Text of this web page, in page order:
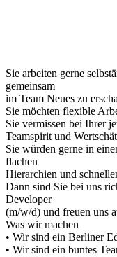
Sie arbeiten gerne
gemeinsam
im Team Neues zu
Sie möchten flexible
Sie vermissen bei Ihrer
Teamspirit und
Sie würden gerne in
flachen
Hierarchien und
Dann sind Sie bei uns
Developer
(m/w/d) und freuen uns
Was wir machen
• Wir sind ein Berliner
• Wir sind ein buntes